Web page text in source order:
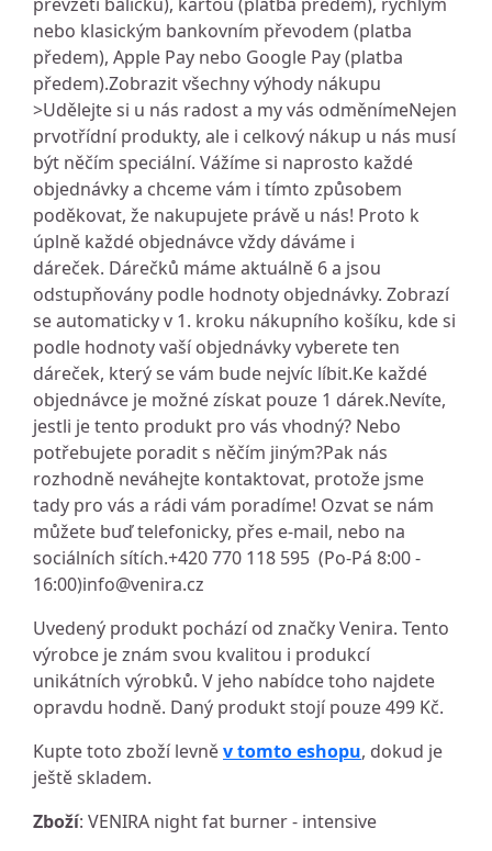
nebo klasickým bankovním převodem (platba
předem), Apple Pay nebo Google Pay (platba
předem).Zobrazit všechny výhody nákupu
>Udělejte si u nás radost a my vás odměnímeNejen
prvotřídní produkty, ale i celkový nákup u nás musí
být něčím speciální. Vážíme si naprosto každé
objednávky a chceme vám i tímto způsobem
poděkovat, že nakupujete právě u nás! Proto k
úplně každé objednávce vždy dáváme i
dáreček. Dárečků máme aktuálně 6 a jsou
odstupňovány podle hodnoty objednávky. Zobrazí
se automaticky v 1. kroku nákupního košíku, kde si
podle hodnoty vaší objednávky vyberete ten
dáreček, který se vám bude nejvíc líbit.Ke každé
objednávce je možné získat pouze 1 dárek.Nevíte,
jestli je tento produkt pro vás vhodný? Nebo
potřebujete poradit s něčím jiným?Pak nás
rozhodně neváhejte kontaktovat, protože jsme
tady pro vás a rádi vám poradíme! Ozvat se nám
můžete buď telefonicky, přes e-mail, nebo na
sociálních sítích.+420 770 118 595 (Po-Pá 8:00 -
16:00)info@venira.cz
Uvedený produkt pochází od značky Venira. Tento
výrobce je znám svou kvalitou i produkcí
unikátních výrobků. V jeho nabídce toho najdete
opravdu hodně. Daný produkt stojí pouze 499 Kč.
Kupte toto zboží levněv tomto eshopu, dokud je
ještě skladem.
Zboží: VENIRA night fat burner - intensive